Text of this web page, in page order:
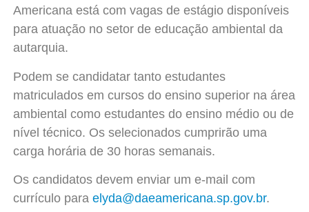
Americana está com vagas de estágio disponíveis
para atuação no setor de educação ambiental da
autarquia.
Podem se candidatar tanto estudantes
matriculados em cursos do ensino superior na área
ambiental como estudantes do ensino médio ou de
nível técnico. Os selecionados cumprirão uma
carga horária de 30 horas semanais.
Os candidatos devem enviar um e-mail com
currículo para elyda@daeamericana.sp.gov.br.